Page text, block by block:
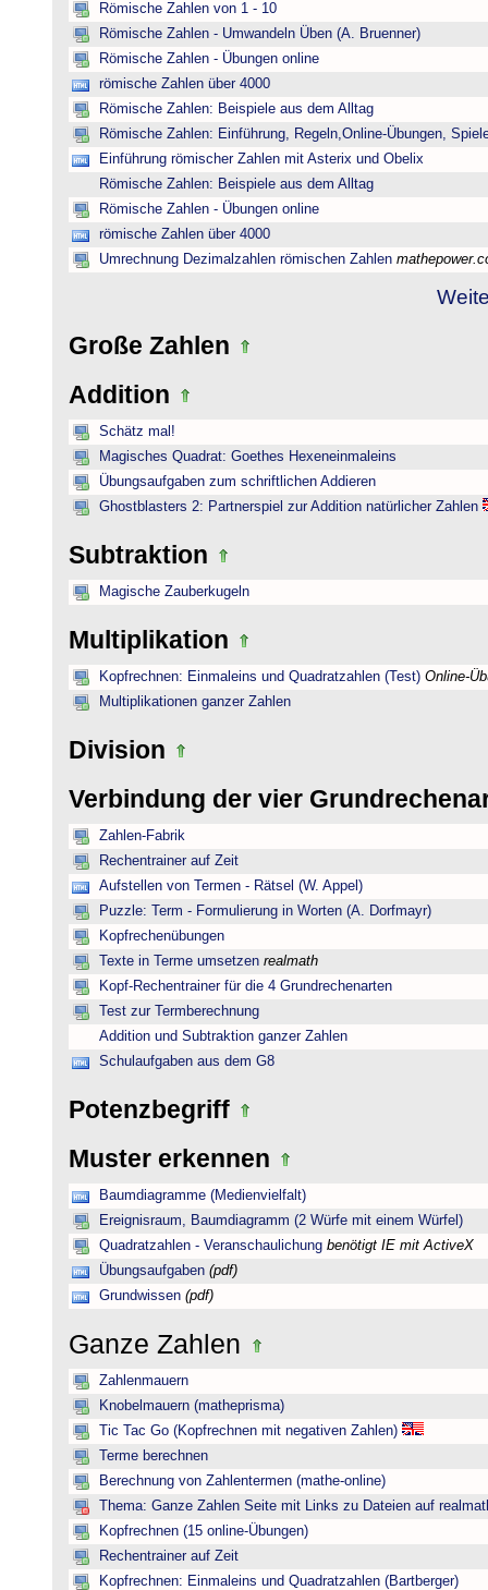
Römische Zahlen von 1 - 10
Römische Zahlen - Umwandeln Üben (A. Bruenner)
Römische Zahlen - Übungen online
römische Zahlen über 4000
Römische Zahlen: Beispiele aus dem Alltag
Römische Zahlen: Einführung, Regeln,Online-Übungen,
Einführung römischer Zahlen mit Asterix und Obelix
Römische Zahlen: Beispiele aus dem Alltag
Römische Zahlen - Übungen online
römische Zahlen über 4000
Umrechnung Dezimalzahlen römischen Zahlen
Große Zahlen
Addition
Schätz mal!
Magisches Quadrat: Goethes Hexeneinmaleins
Übungsaufgaben zum schriftlichen Addieren
Ghostblasters 2: Partnerspiel zur Addition natürlicher Zahlen
Subtraktion
Magische Zauberkugeln
Multiplikation
Kopfrechnen: Einmaleins und Quadratzahlen (Test) Online-
Multiplikationen ganzer Zahlen
Division
Verbindung der vier
Zahlen-Fabrik
Rechentrainer auf Zeit
Aufstellen von Termen - Rätsel (W. Appel)
Puzzle: Term - Formulierung in Worten (A. Dorfmayr)
Kopfrechenübungen
Texte in Terme umsetzen realmath
Kopf-Rechentrainer für die 4 Grundrechenarten
Test zur Termberechnung
Addition und Subtraktion ganzer Zahlen
Schulaufgaben aus dem G8
Potenzbegriff
Muster erkennen
Baumdiagramme (Medienvielfalt)
Ereignisraum, Baumdiagramm (2 Würfe mit einem Würfel)
Quadratzahlen - Veranschaulichung benötigt IE mit ActiveX
Übungsaufgaben (pdf)
Grundwissen (pdf)
Ganze Zahlen
Zahlenmauern
Knobelmauern (matheprisma)
Tic Tac Go (Kopfrechnen mit negativen Zahlen)
Terme berechnen
Berechnung von Zahlentermen (mathe-online)
Thema: Ganze Zahlen Seite mit Links zu Dateien auf
Kopfrechnen (15 online-Übungen)
Rechentrainer auf Zeit
Kopfrechnen: Einmaleins und Quadratzahlen (Bartberger)